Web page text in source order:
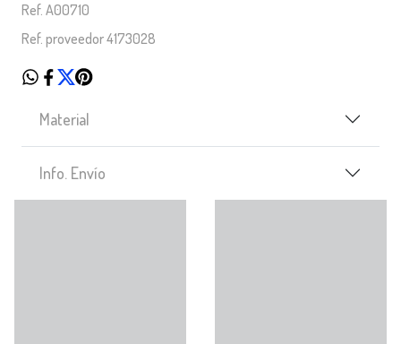
Ref. A00710
Ref. proveedor 4173028
Material
Info. Envío